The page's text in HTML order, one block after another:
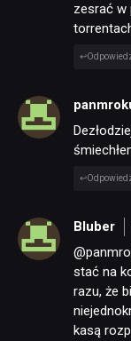
zesrać w
Bluber
stać na
razu, że
kasą